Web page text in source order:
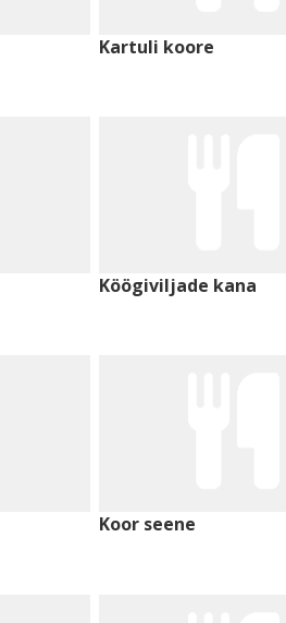
Kartuli koore
Köögiviljade kana
Koor seene